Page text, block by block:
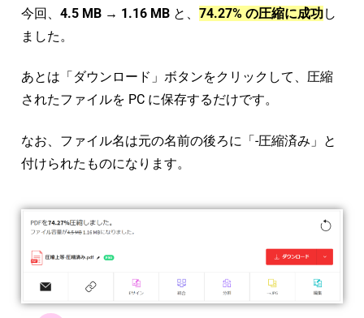
今回、 4.5 MB → 1.16 MB と、 74.27% の圧縮に成功し
ました。
あとは「ダウンロード」ボタンをクリックして、圧縮
されたファイルを PC に保存するだけです。
なお、ファイル名は元の名前の後ろに「-圧縮済み」と
付けられたものになります。